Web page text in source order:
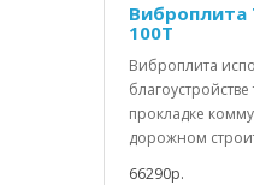
Виброплита
100T
Виброплита
прокладке
дорожном
66290р.